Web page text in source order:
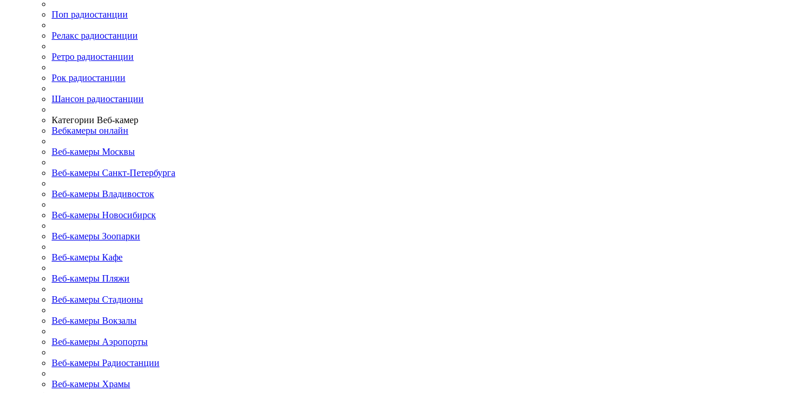
Поп радиостанции
Релакс радиостанции
Ретро радиостанции
Рок радиостанции
Шансон радиостанции
Категории Веб-камер
Вебкамеры онлайн
Веб-камеры Москвы
Веб-камеры Санкт-Петербурга
Веб-камеры Владивосток
Веб-камеры Новосибирск
Веб-камеры Зоопарки
Веб-камеры Кафе
Веб-камеры Пляжи
Веб-камеры Стадионы
Веб-камеры Вокзалы
Веб-камеры Аэропорты
Веб-камеры Радиостанции
Веб-камеры Храмы